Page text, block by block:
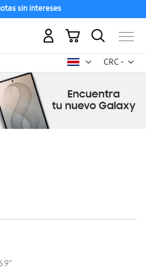
sin intereses
CRC -
colón
Mi carrito